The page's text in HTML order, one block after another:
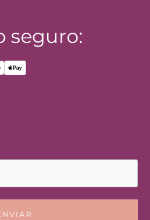
seguro: